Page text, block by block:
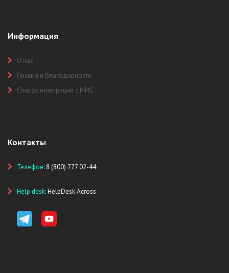
Информация
О нас
Письма и благодарности
Список интеграций с МИС
Контакты
Телефон: 8 (800) 777 02-44
Help desk:HelpDesk Across